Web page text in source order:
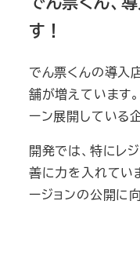
す！
でん票くんの導入
舗が増えています
ーン展開している
開発では、特にレ
善に力を入れてい
ージョンの公開に